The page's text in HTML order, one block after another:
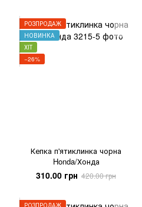
РОЗПРОДАЖ
НОВИНКА
ХІТ
−26%
Кепка п'ятиклинка чорна
Honda/Хонда
310.00 грн 420.00 грн
РОЗПРОДАЖ